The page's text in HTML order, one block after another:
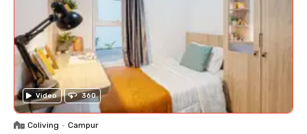
Video 360
Coliving • Campur